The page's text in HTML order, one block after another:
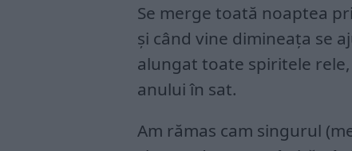
Se merge toată noaptea
şi când vine dimineaţa se
alungat toate spiritele
anului în sat.
Am rămas cam singurul